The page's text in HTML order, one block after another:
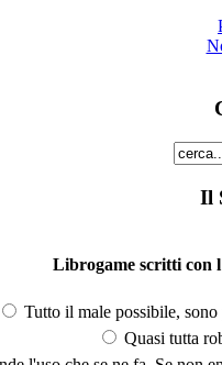
Il
Librogame scritti con
Tutto il male possibile,
Quasi tutta